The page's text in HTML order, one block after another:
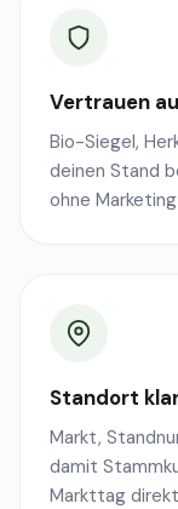
Vertrauen
Bio-Siegel,
deinen Stand
ohne
Standort
Markt,
damit
Markttag